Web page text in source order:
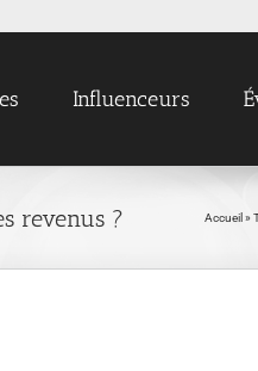
Influenceurs
revenus ? Accueil »